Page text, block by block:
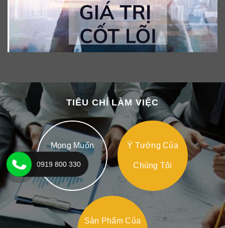
TIÊU CHÍ LÀM VIỆC
Mong Muốn
Của Bạn
Ý Tưởng Của
Chúng Tôi
Sản Phẩm Của
0919 800 330